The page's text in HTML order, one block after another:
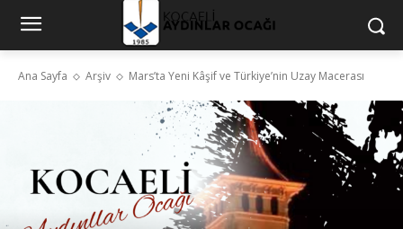
Ana Sayfa Arşiv Mars’ta Yeni Kâşif ve Türkiye’nin Uzay Macerası